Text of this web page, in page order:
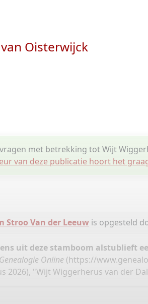
Oisterwijck
met betrekking tot Wijt
van deze publicatie hoort het
Stroo Van der Leeuwis opgesteld
uit deze stamboom alstublieft
Genealogie Online (https://
2026), "Wijt Wiggerherus van der